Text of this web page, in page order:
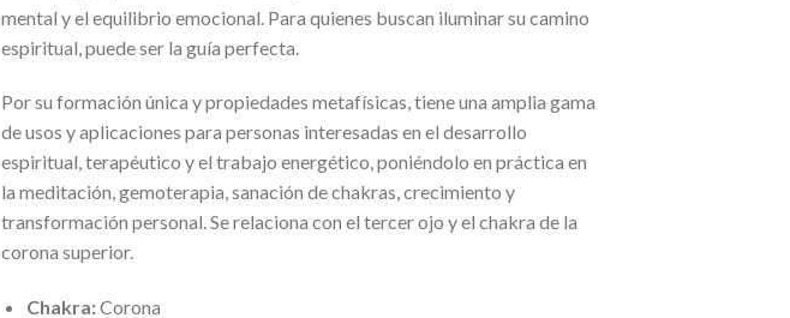
mental y el equilibrio emocional. Para quienes buscan iluminar su camino
espiritual, puede ser la guía perfecta.
Por su formación única y propiedades metafísicas, tiene una amplia gama
de usos y aplicaciones para personas interesadas en el desarrollo
espiritual, terapéutico y el trabajo energético, poniéndolo en práctica en
la meditación, gemoterapia, sanación de chakras, crecimiento y
transformación personal. Se relaciona con el tercer ojo y el chakra de la
corona superior.
Chakra:Corona